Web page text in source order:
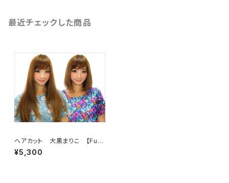
最近チェックした商品
ヘアカット 大黒まりこ 【Fuii
HD】
¥5,300